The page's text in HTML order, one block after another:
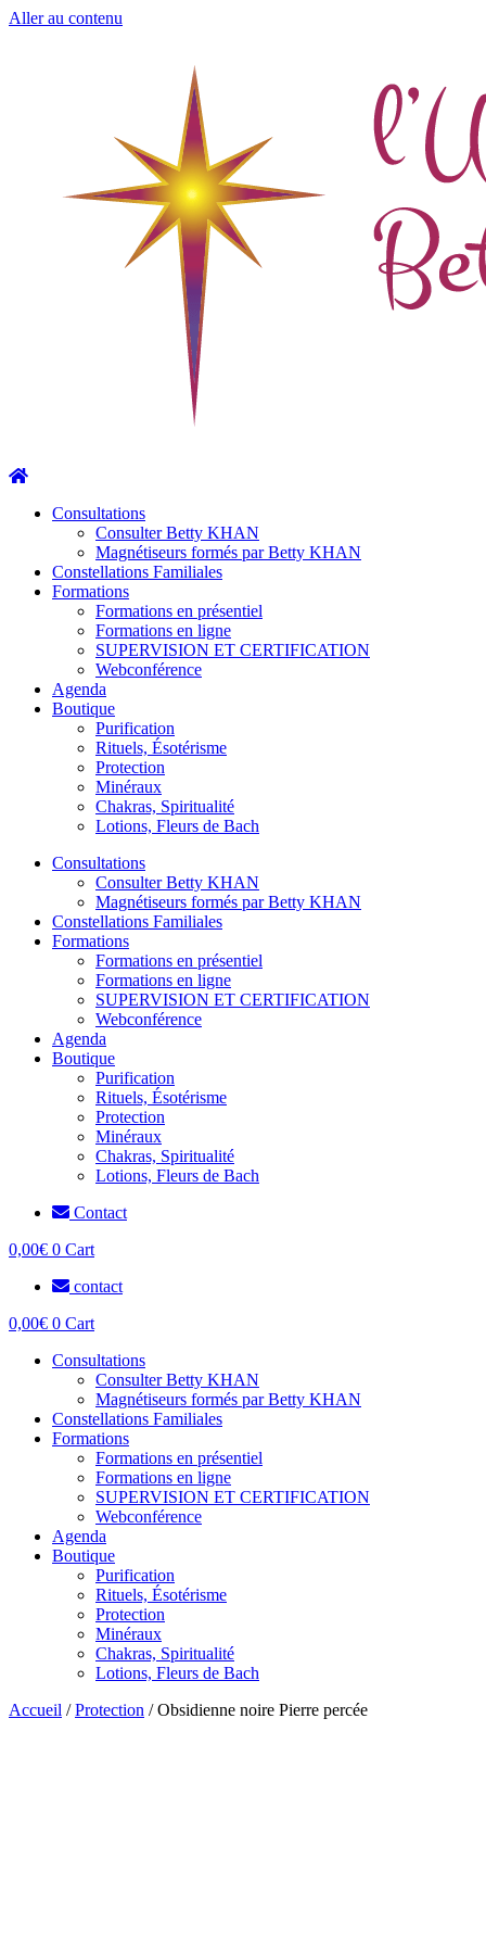
Aller au contenu
Consultations
Consulter Betty KHAN
Magnétiseurs formés par Betty KHAN
Constellations Familiales
Formations
Formations en présentiel
Formations en ligne
SUPERVISION ET CERTIFICATION
Webconférence
Agenda
Boutique
Purification
Rituels, Ésotérisme
Protection
Minéraux
Chakras, Spiritualité
Lotions, Fleurs de Bach
Consultations
Consulter Betty KHAN
Magnétiseurs formés par Betty KHAN
Constellations Familiales
Formations
Formations en présentiel
Formations en ligne
SUPERVISION ET CERTIFICATION
Webconférence
Agenda
Boutique
Purification
Rituels, Ésotérisme
Protection
Minéraux
Chakras, Spiritualité
Lotions, Fleurs de Bach
Contact
0,00€ 0 Cart
contact
0,00€ 0 Cart
Consultations
Consulter Betty KHAN
Magnétiseurs formés par Betty KHAN
Constellations Familiales
Formations
Formations en présentiel
Formations en ligne
SUPERVISION ET CERTIFICATION
Webconférence
Agenda
Boutique
Purification
Rituels, Ésotérisme
Protection
Minéraux
Chakras, Spiritualité
Lotions, Fleurs de Bach
Accueil /Protection / Obsidienne noire Pierre percée